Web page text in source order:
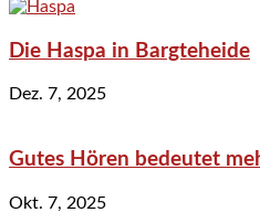
Die Haspa in Bargteheide
Dez. 7, 2025
Gutes Hören bedeutet
Okt. 7, 2025